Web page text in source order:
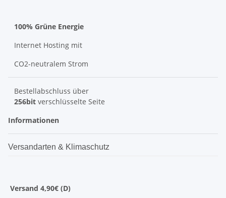
100% Grüne Energie
Internet Hosting mit
CO2-neutralem Strom
Bestellabschluss über
256bit verschlüsselte Seite
Informationen
Versandarten & Klimaschutz
Versand 4,90€ (D)